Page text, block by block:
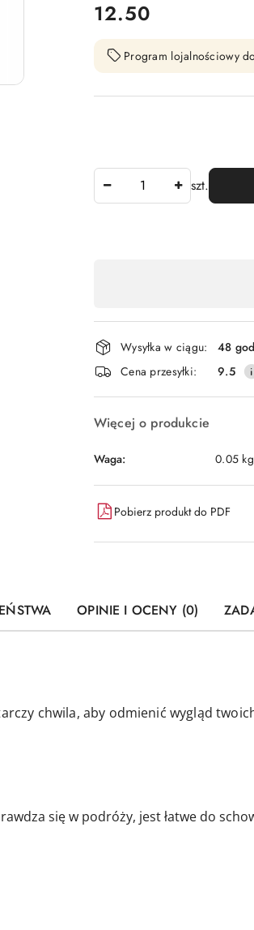
cena:
12.50
Program lojalnościowy
szt.
płatność
i
dostawa
Wysyłka w ciągu:
48
Cena przesyłki:
9.5
Więcej o produkcie
Waga: 0.05 kg
Pobierz produkt do PDF
OPINIE I OCENY (0)
chwila, aby odmienić wygląd
się w podróży, jest łatwe do